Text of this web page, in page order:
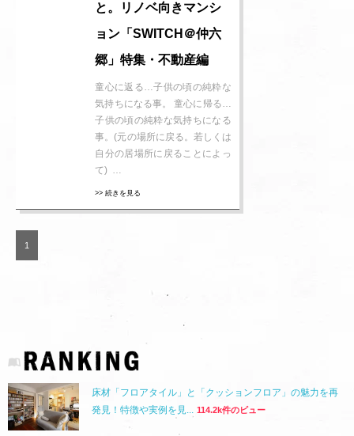
と。リノベ向きマンシ
ョン「SWITCH＠仲六
郷」特集・不動産編
童心に返る…子供の頃の純粋な
気持ちになる事。 童心に帰る…
子供の頃の純粋な気持ちになる
事。(元の場所に戻る。若しくは
自分の居場所に戻ることによっ
て) …
>> 続きを見る
1
床材「フロアタイル」と「クッションフロア」の魅力を再
発見！特徴や実例を見...
114.2k件のビュー